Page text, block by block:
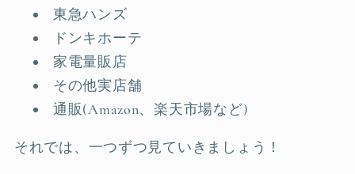
東急ハンズ
ドンキホーテ
家電量販店
その他実店舗
通販(Amazon、楽天市場など)
それでは、一つずつ見ていきましょう！